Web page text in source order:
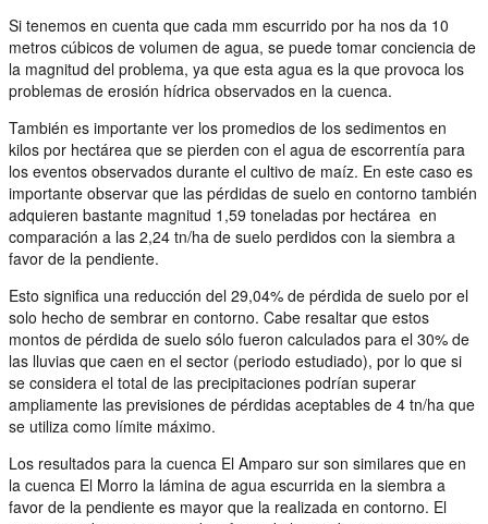
Si tenemos en cuenta que cada mm escurrido por ha nos da 10
metros cúbicos de volumen de agua, se puede tomar conciencia de
la magnitud del problema, ya que esta agua es la que provoca los
problemas de erosión hídrica observados en la cuenca.
También es importante ver los promedios de los sedimentos en
kilos por hectárea que se pierden con el agua de escorrentía para
los eventos observados durante el cultivo de maíz. En este caso es
importante observar que las pérdidas de suelo en contorno también
adquieren bastante magnitud 1,59 toneladas por hectárea en
comparación a las 2,24 tn/ha de suelo perdidos con la siembra a
favor de la pendiente.
Esto significa una reducción del 29,04% de pérdida de suelo por el
solo hecho de sembrar en contorno. Cabe resaltar que estos
montos de pérdida de suelo sólo fueron calculados para el 30% de
las lluvias que caen en el sector (periodo estudiado), por lo que si
se considera el total de las precipitaciones podrían superar
ampliamente las previsiones de pérdidas aceptables de 4 tn/ha que
se utiliza como límite máximo.
Los resultados para la cuenca El Amparo sur son similares que en
la cuenca El Morro la lámina de agua escurrida en la siembra a
favor de la pendiente es mayor que la realizada en contorno. El